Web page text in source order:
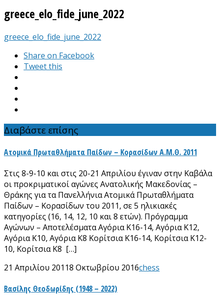
greece_elo_fide_june_2022
greece_elo_fide_june_2022
Share on Facebook
Tweet this
Διαβάστε επίσης
Ατομικά Πρωταθλήματα Παίδων – Κορασίδων Α.Μ.Θ. 2011
Στις 8-9-10 και στις 20-21 Απριλίου έγιναν στην Καβάλα
οι προκριματικοί αγώνες Ανατολικής Μακεδονίας –
Θράκης για τα Πανελλήνια Ατομικά Πρωταθλήματα
Παίδων – Κορασίδων του 2011, σε 5 ηλικιακές
κατηγορίες (16, 14, 12, 10 και 8 ετών). Πρόγραμμα
Αγώνων – Αποτελέσματα Αγόρια Κ16-14, Αγόρια Κ12,
Αγόρια Κ10, Αγόρια Κ8 Κορίτσια Κ16-14, Κορίτσια Κ12-
10, Κορίτσια Κ8 […]
21 Απριλίου 20118 Οκτωβρίου 2016chess
Βασίλης Θεοδωρίδης (1948 – 2022)